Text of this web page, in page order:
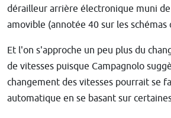
dérailleur arrière électronique muni
amovible (annotée 40 sur les schémas
Et l'on s'approche un peu plus du
de vitesses puisque Campagnolo
changement des vitesses pourrait se
automatique en se basant sur